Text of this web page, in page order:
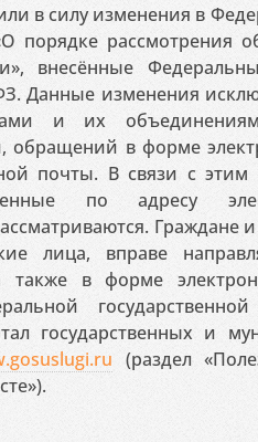
в силу изменения в
порядке рассмотрения
внесённые
Данные изменения
и их
в форме
почты. В связи с
по адресу
Граждане
лица, вправе
в форме
государственных и
(раздел